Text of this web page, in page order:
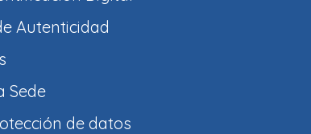
Autenticidad
Sede
de datos